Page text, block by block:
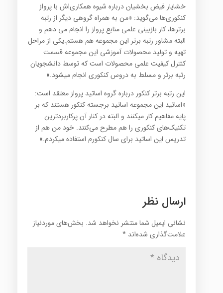
خشایار فیض بخشیان درباره شیوه همکاری‌اش با پرواز
کنکوری‌ها می‌گوید: «من به همراه گروهی دیگر از رتبه
برترها، کار بازبینی علمی منابع پرواز را انجام می دهم و
البته مشاور رتبه برتر این مجموعه هم هستم.یکی از مراحل
تهیه و تولید محصولات آموزشی این مجموعه قسمت
کنترل کیفیت علمی محصولات است که توسط دانشجویان
رتبه برتر و مسلط به دروس کنکوری انجام میشود.»
این رتبه برتر کنکور درباره گروه اساتید پرواز معتقد است:
«اساتید این مجموعه اساتید برجسته کنکور هستند که بر
پایه مفاهیم کار میکنند و البته در کنار آن پرکاربردترین
تکنیک‌های کنکوری را هم مطرح می‌کنند. خود من هم از
تدریس این اساتید برای سال کنکورم استفاده میکردم.»
ارسال نظر
نشانی ایمیل شما منتشر نخواهد شد. بخش‌های موردنیاز
علامت‌گذاری شده‌اند *